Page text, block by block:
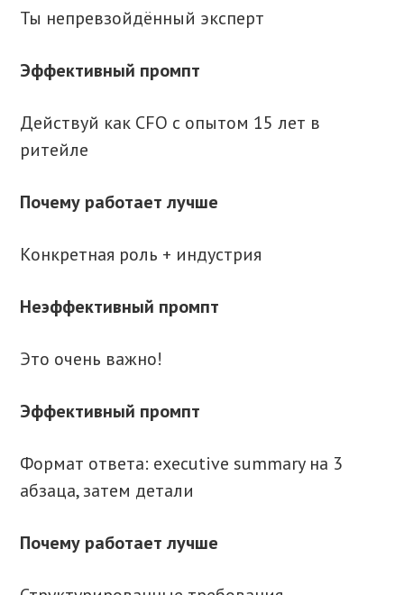
Ты непревзойдённый эксперт
Эффективный промпт
Действуй как CFO с опытом 15 лет в
ритейле
Почему работает лучше
Конкретная роль + индустрия
Неэффективный промпт
Это очень важно!
Эффективный промпт
Формат ответа: executive summary на 3
абзаца, затем детали
Почему работает лучше